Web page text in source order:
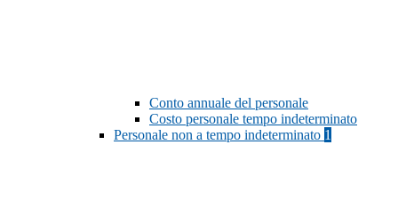
Conto annuale del personale
Costo personale tempo indeterminato
Personale non a tempo indeterminato 1